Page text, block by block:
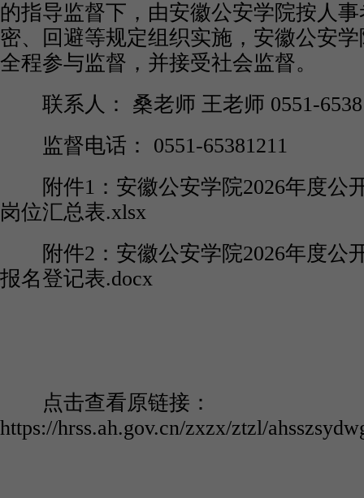
的指导监督下，由安徽公安学院按人
密、回避等规定组织实施，安徽公安
全程参与监督，并接受社会监督。
联系人： 桑老师 王老师 0551-
监督电话： 0551-65381211
附件1：安徽公安学院2026年度公
岗位汇总表.xlsx
附件2：安徽公安学院2026年度公
报名登记表.docx
点击查看原链接：
https://hrss.ah.gov.cn/zxzx/ztzl/